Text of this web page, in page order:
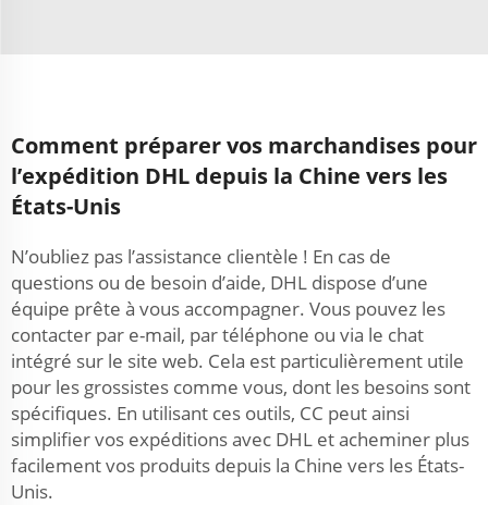
Comment préparer vos marchandises pour
l’expédition DHL depuis la Chine vers les
États-Unis
N’oubliez pas l’assistance clientèle ! En cas de
questions ou de besoin d’aide, DHL dispose d’une
équipe prête à vous accompagner. Vous pouvez les
contacter par e-mail, par téléphone ou via le chat
intégré sur le site web. Cela est particulièrement utile
pour les grossistes comme vous, dont les besoins sont
spécifiques. En utilisant ces outils, CC peut ainsi
simplifier vos expéditions avec DHL et acheminer plus
facilement vos produits depuis la Chine vers les États-
Unis.